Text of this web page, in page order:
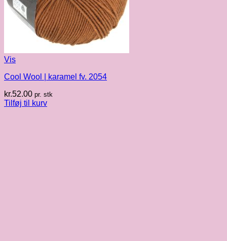
Vis
Cool Wool | karamel fv. 2054
kr.52.00 pr. stk
Tilføj til kurv